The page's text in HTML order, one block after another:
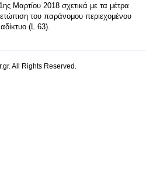
Μαρτίου 2018 σχετικά με τα μέτρα
του παράνομου περιεχομένου
(L 63).
All Rights Reserved.